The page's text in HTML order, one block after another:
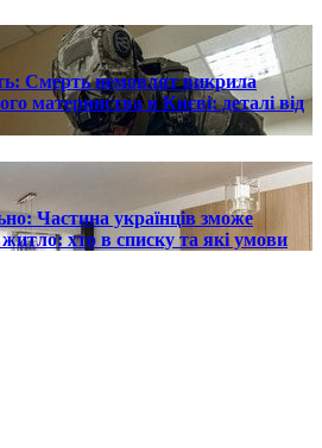
Смерть немовлят викрила
материнства в Києві: деталі від
Частина українців зможе
хто в списку та які умови